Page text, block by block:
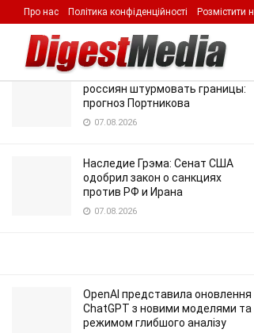
LATEST TRENDING Filter
резиденції Зеленського
31.12.2025
россиян штурмовать границы:
прогноз Портникова
07.08.2026
Наследие Грэма: Сенат США
одобрил закон о санкциях
против РФ и Ирана
07.08.2026
OpenAI представила оновлення
ChatGPT з новими моделями та
режимом глибшого аналізу
Про нас Політика конфіденційності Розмістити